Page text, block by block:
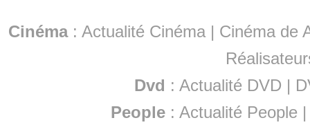
Cinéma: Actualité Cinéma | Cinéma de
Dvd : Actualité DVD |
People :Actualité People